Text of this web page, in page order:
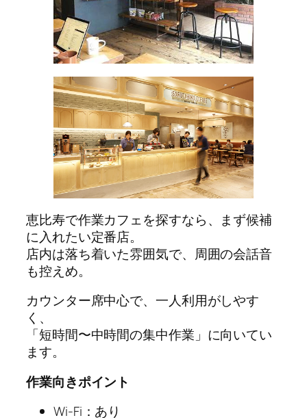
恵比寿で作業カフェを探すなら、まず候補
に入れたい定番店。
店内は落ち着いた雰囲気で、周囲の会話音
も控えめ。
カウンター席中心で、一人利用がしやす
く、
「短時間〜中時間の集中作業」に向いてい
ます。
作業向きポイント
Wi-Fi：あり